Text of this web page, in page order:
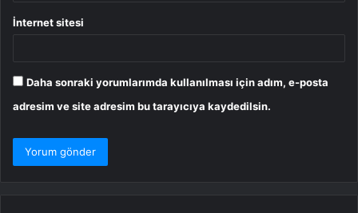
İnternet sitesi
Daha sonraki yorumlarımda kullanılması için adım, e-posta
adresim ve site adresim bu tarayıcıya kaydedilsin.